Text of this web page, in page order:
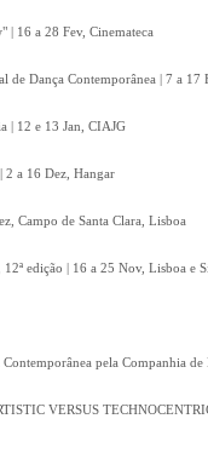
| 16 a 28 Fev, Cinemateca
de Dança Contemporânea | 7 a 17
| 12 e 13 Jan, CIAJG
2 a 16 Dez, Hangar
Campo de Santa Clara, Lisboa
edição | 16 a 25 Nov, Lisboa e
pela Companhia
VERSUS